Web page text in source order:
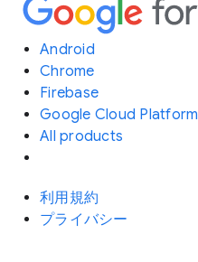
Android
Chrome
Firebase
Google Cloud Platform
All products
利用規約
プライバシー